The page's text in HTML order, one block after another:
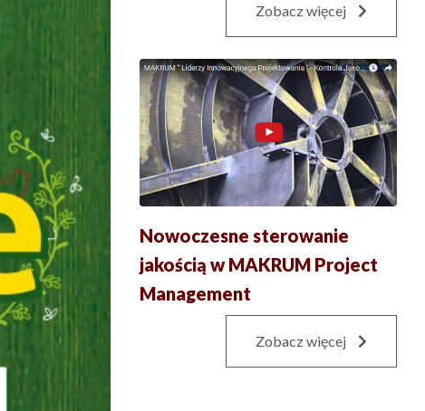
Zobacz więcej
Nowoczesne sterowanie
jakością w MAKRUM Project
Management
Zobacz więcej